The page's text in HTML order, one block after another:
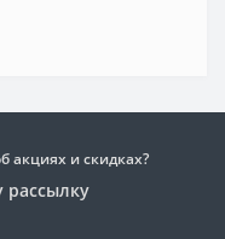
акциях и скидках?